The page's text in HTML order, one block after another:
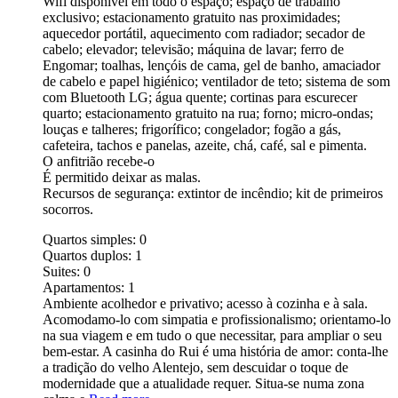
exclusivo; estacionamento gratuito nas proximidades;
aquecedor portátil, aquecimento com radiador; secador de
cabelo; elevador; televisão; máquina de lavar; ferro de
Engomar; toalhas, lençóis de cama, gel de banho, amaciador
de cabelo e papel higiénico; ventilador de teto; sistema de som
com Bluetooth LG; água quente; cortinas para escurecer
quarto; estacionamento gratuito na rua; forno; micro-ondas;
louças e talheres; frigorífico; congelador; fogão a gás,
cafeteira, tachos e panelas, azeite, chá, café, sal e pimenta.
O anfitrião recebe-o
É permitido deixar as malas.
Recursos de segurança: extintor de incêndio; kit de primeiros
socorros.
Quartos simples: 0
Quartos duplos: 1
Suites: 0
Apartamentos: 1
Ambiente acolhedor e p rivativo; acesso à cozinha e à sala.
Aco modamo-lo com simpatia e profissionalismo; orientamo-lo
na sua viagem e em tudo o que necessitar, para ampliar o seu
bem-estar. A casinha do Rui é uma história de amor: conta-lhe
a tradição do velho Alentejo, sem descuidar o toque de
modernidade que a atualidade requer. Situa-se numa zona